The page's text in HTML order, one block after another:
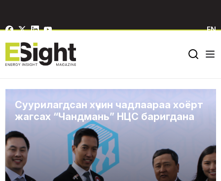
EN
Суурилагдсан хүчин чадлаараа хоёрт
жагсах “Чандмань” НЦС баригдана